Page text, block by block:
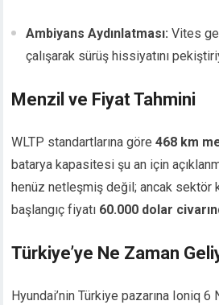
Ambiyans Aydınlatması: Vites
çalışarak sürüş hissiyatını
Menzil ve Fiyat Tahmini
WLTP standartlarına göre468 km
batarya kapasitesi şu an için
henüz netleşmiş değil; ancak sektör
başlangıç fiyatı 60.000 dolar
Türkiye’ye Ne Zaman
Hyundai’nin Türkiye pazarına Ioniq 6